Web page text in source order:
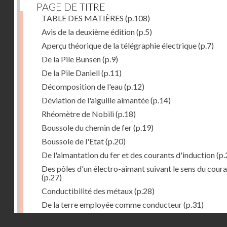
PAGE DE TITRE
TABLE DES MATIÈRES (p.108)
Avis de la deuxième édition(p.5)
Aperçu théorique de la télégraphie électrique(p.7)
De la Pile Bunsen(p.9)
De la Pile Daniell(p.11)
Décomposition de l'eau(p.12)
Déviation de l'aiguille aimantée(p.14)
Rhéomètre de Nobili(p.18)
Boussole du chemin de fer(p.19)
Boussole de l'Etat(p.20)
De l'aimantation du fer et des courants d'induction
Des pôles d'un électro-aimant suivant le sens du
(p.27)
Conductibilité des métaux(p.28)
De la terre employée comme conducteur(p.31)